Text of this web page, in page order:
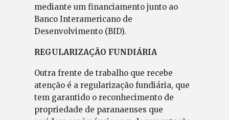
mediante um financiamento junto ao
Banco Interamericano de
Desenvolvimento (BID).
REGULARIZAÇÃO FUNDIÁRIA
Outra frente de trabalho que recebe
atenção é a regularização fundiária, que
tem garantido o reconhecimento de
propriedade de paranaenses que